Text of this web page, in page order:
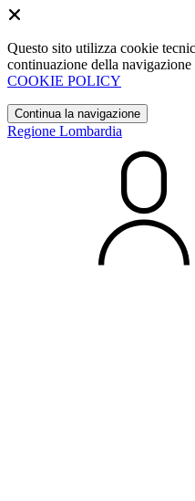
Questo sito utilizza cookie
continuazione della
COOKIE POLICY
Continua la navigazione
Regione Lombardia